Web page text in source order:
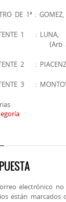
1ª : GOMEZ,
1 : LUNA,
3ra)
2 :
3 :
electrónico no
están marcados